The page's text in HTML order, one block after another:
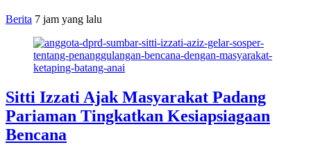
Berita 7 jam yang lalu
Sitti Izzati Ajak Masyarakat Padang
Pariaman Tingkatkan Kesiapsiagaan
Bencana